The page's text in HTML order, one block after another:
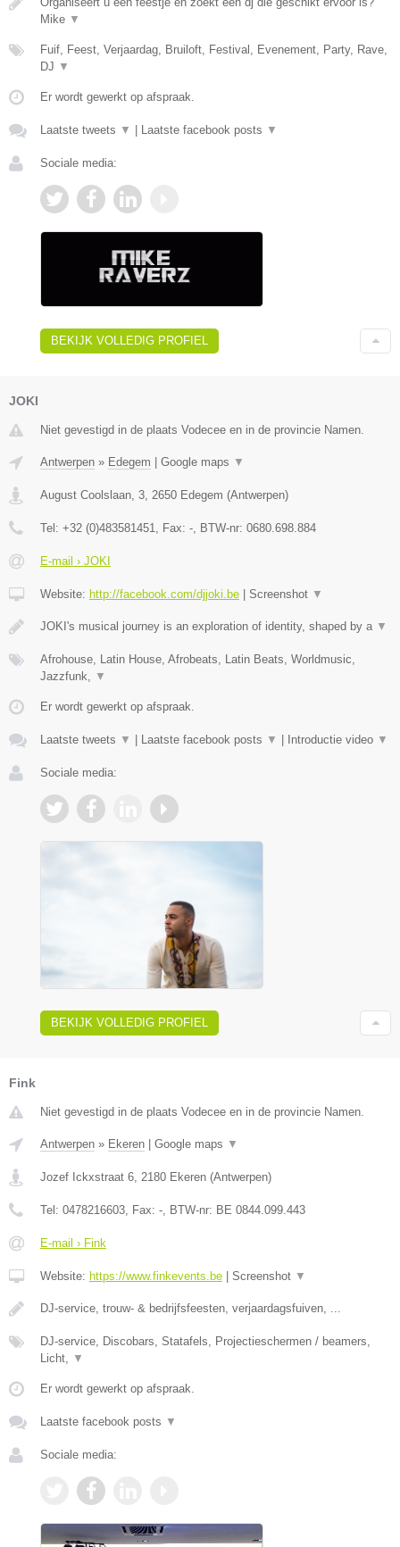
Mike ▼
Fuif, Feest, Verjaardag, Bruiloft, Festival, Evenement, Party, Rave,
DJ ▼
Er wordt gewerkt op afspraak.
Laatste tweets ▼ Laatste facebook posts ▼
Sociale media:
BEKIJK VOLLEDIG PROFIEL
JOKI
Niet gevestigd in de plaats Vodecee en in de provincie Namen.
Antwerpen » Edegem | Google maps ▼
August Coolslaan, 3 2650 Edegem (Antwerpen)
Tel: +32 (0)483581451 , Fax: - , BTW-nr: 0680.698.884
E-mail › JOKI
Website: http://facebook.com/djjoki.be | Screenshot ▼
JOKI's musical journey is an exploration of identity, shaped by a ▼
Afrohouse, Latin House, Afrobeats, Latin Beats, Worldmusic,
Jazzfunk,
▼
Er wordt gewerkt op afspraak.
Laatste tweets ▼ | Laatste facebook posts ▼ | Introductie video ▼
Sociale media:
BEKIJK VOLLEDIG PROFIEL
Fink
Niet gevestigd in de plaats Vodecee en in de provincie Namen.
Antwerpen » Ekeren Google maps ▼
Jozef Ickxstraat 6, 2180 Ekeren (Antwerpen)
Tel: 0478216603, Fax: -, BTW-nr: BE 0844.099.443
E-mail › Fink
Website: https://www.finkevents.be Screenshot ▼
DJ-service, trouw- & bedrijfsfeesten, verjaardagsfuiven, ...
DJ-service, Discobars, Statafels, Projectieschermen / beamers,
Licht, ▼
Er wordt gewerkt op afspraak.
Laatste facebook posts ▼
Sociale media: